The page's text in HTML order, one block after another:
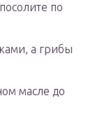
по
а грибы
масле до